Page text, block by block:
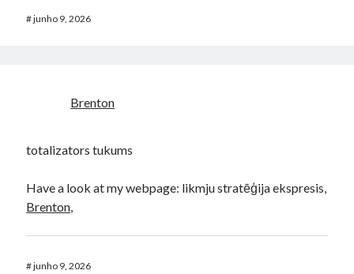
#junho 9, 2026
Brenton
totalizators tukums
Have a look at my webpage: likmju stratēģija ekspresis,
Brenton,
#junho 9, 2026